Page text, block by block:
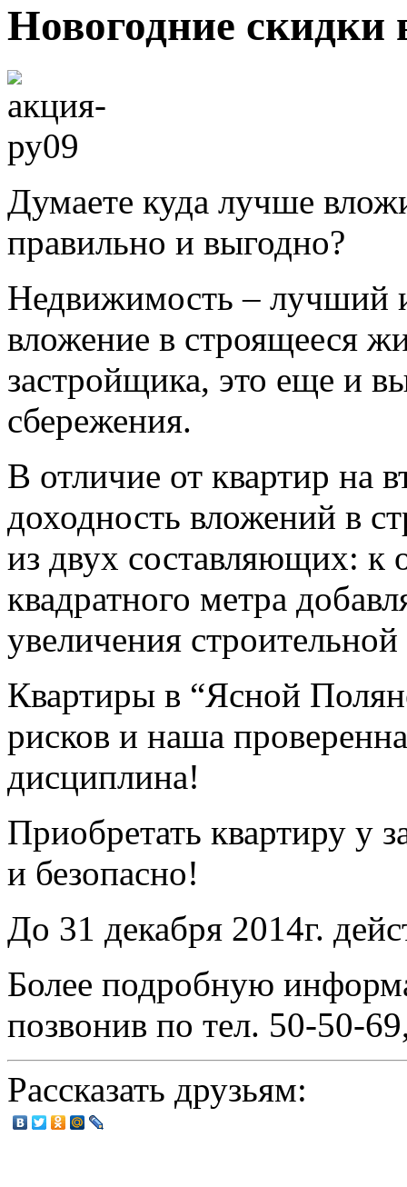
Новогодние скидки
Думаете куда лучше
правильно и выгодно?
Недвижимость – лучший
вложение в строящееся
застройщика, это еще и
сбережения.
В отличие от квартир на
доходность вложений в
из двух составляющих:
квадратного метра
увеличения
Квартиры в “Ясной
рисков и наша
дисциплина!
Приобретать квартиру у
и безопасно!
До 31 декабря 2014г.
Более подробную
позвонив по тел. 50-50-
Рассказать друзьям: